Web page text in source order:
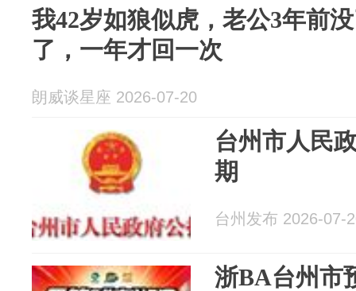
我42岁如狼似虎，老公3年前
了，一年才回一次
朗威谈星座 2026-07-20
台州市人民
期
台州发布 2026-07-
浙BA台州市